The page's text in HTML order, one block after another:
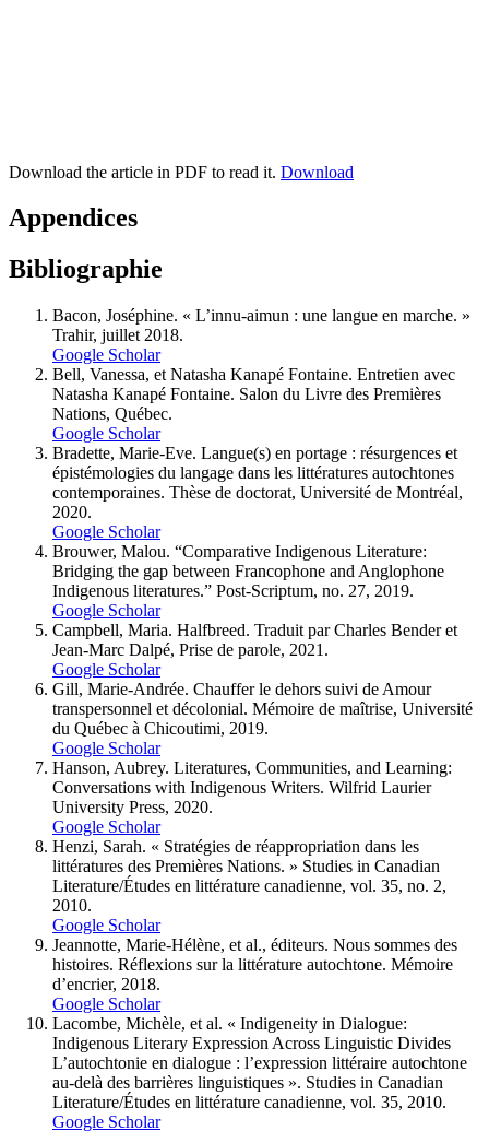
Download the article in PDF to read it. Download
Appendices
Bibliographie
Bacon, Joséphine. « L’innu‐aimun : une langue en marche. »
Trahir, juillet 2018.
Google Scholar
Bell, Vanessa, et Natasha Kanapé Fontaine. Entretien avec
Natasha Kanapé Fontaine. Salon du Livre des Premières
Nations, Québec.
Google Scholar
Bradette, Marie-Eve. Langue(s) en portage : résurgences et
épistémologies du langage dans les littératures autochtones
contemporaines. Thèse de doctorat, Université de Montréal,
2020.
Google Scholar
Brouwer, Malou. “Comparative Indigenous Literature:
Bridging the gap between Francophone and Anglophone
Indigenous literatures.” Post-Scriptum, no. 27, 2019.
Google Scholar
Campbell, Maria. Halfbreed. Traduit par Charles Bender et
Jean-Marc Dalpé, Prise de parole, 2021.
Google Scholar
Gill, Marie-Andrée. Chauffer le dehors suivi de Amour
transpersonnel et décolonial. Mémoire de maîtrise, Université
du Québec à Chicoutimi, 2019.
Google Scholar
Hanson, Aubrey. Literatures, Communities, and Learning:
Conversations with Indigenous Writers. Wilfrid Laurier
University Press, 2020.
Google Scholar
Henzi, Sarah. « Stratégies de réappropriation dans les
littératures des Premières Nations. » Studies in Canadian
Literature/Études en littérature canadienne, vol. 35, no. 2,
2010.
Google Scholar
Jeannotte, Marie-Hélène, et al., éditeurs. Nous sommes des
histoires. Réflexions sur la littérature autochtone. Mémoire
d’encrier, 2018.
Google Scholar
Lacombe, Michèle, et al. « Indigeneity in Dialogue:
Indigenous Literary Expression Across Linguistic Divides
L’autochtonie en dialogue : l’expression littéraire autochtone
au-delà des barrières linguistiques ». Studies in Canadian
Literature/Études en littérature canadienne, vol. 35, 2010.
Google Scholar